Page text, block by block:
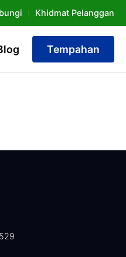
Khidmat Pelanggan
Tempahan